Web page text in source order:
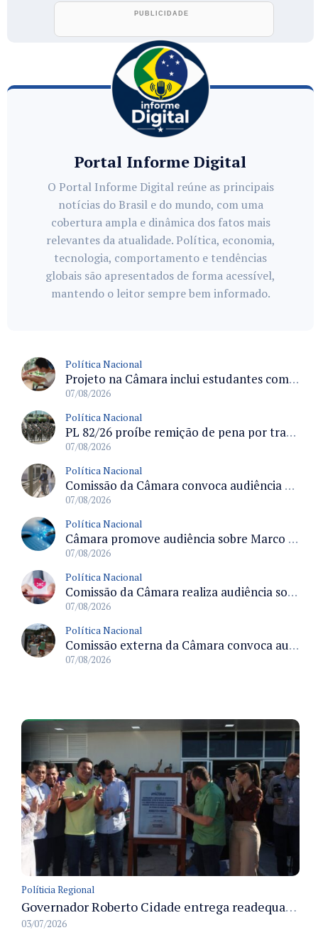
Portal Informe Digital
O Portal Informe Digital reúne as principais
notícias do Brasil e do mundo, com uma
cobertura ampla e dinâmica dos fatos mais
relevantes da atualidade. Política, economia,
tecnologia, comportamento e tendências
globais são apresentados de forma acessível,
mantendo o leitor sempre bem informado.
Política Nacional
Projeto na Câmara inclui estudantes com deficiência no regime escolar especial da LDB e estabelece critérios para frequência
07/08/2026
Política Nacional
PL 82/26 proíbe remição de pena por trabalho em funções militares para condenados por crimes contra o Estado Democrático de Direito
07/08/2026
Política Nacional
Comissão da Câmara convoca audiência para discutir misoginia nas escolas e universidades após divulgação de listas misóginas
07/08/2026
Política Nacional
Câmara promove audiência sobre Marco de Fomento à Economia Digital e impactos da inteligência artificial
07/08/2026
Política Nacional
Comissão da Câmara realiza audiência sobre apostas online para medir o tamanho do mercado ilegal
07/08/2026
Política Nacional
Comissão externa da Câmara convoca audiência pública sobre chuvas na Zona da Mata de Minas Gerais e impactos em Juiz de Fora
07/08/2026
Políticia Regional
Governador Roberto Cidade entrega readequação do ambulatório da FCecon e amplia capacidade de atendimento oncológico em Manaus
03/07/2026